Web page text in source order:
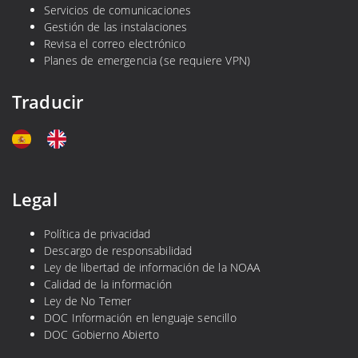
Servicios de comunicaciones
Gestión de las instalaciones
Revisa el correo electrónico
Planes de emergencia (se requiere VPN)
Traducir
Legal
Política de privacidad
Descargo de responsabilidad
Ley de libertad de información de la NOAA
Calidad de la información
Ley de No Temer
DOC Información en lenguaje sencillo
DOC Gobierno Abierto